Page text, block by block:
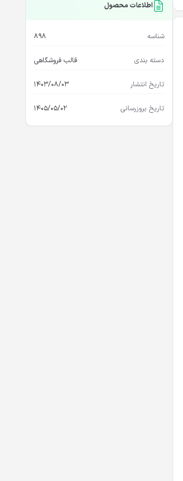
اطلاعات محصول
شناسه 898
دسته بندی قالب فروشگاهی
تاریخ انتشار 1403/08/03
تاریخ بروزرسانی 1405/05/02